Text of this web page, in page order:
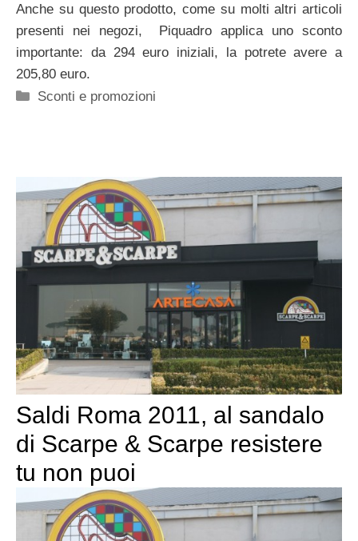
Anche su questo prodotto, come su molti altri articoli
presenti nei negozi, Piquadro applica uno sconto
importante: da 294 euro iniziali, la potrete avere a
205,80 euro.
Categorie
Sconti e promozioni
Saldi Roma 2011, al sandalo
di Scarpe & Scarpe resistere
tu non puoi